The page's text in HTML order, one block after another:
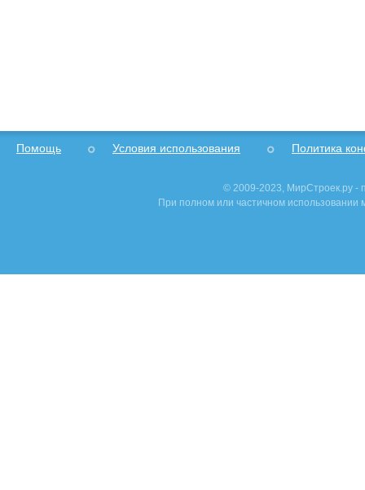
Помощь Условия использования Политика
© 2009-2023, МирСтроек.ру -
При полном или частичном использовании